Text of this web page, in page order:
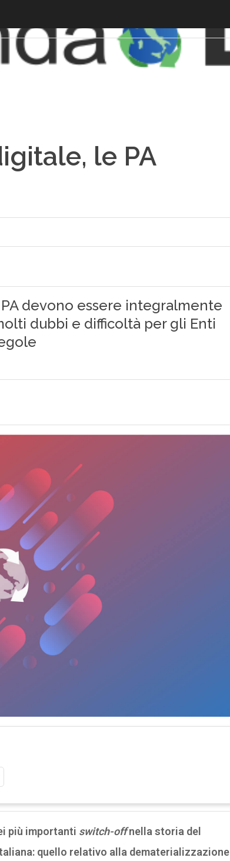
le PA
devono essere integralmente
dubbi e difficoltà per gli Enti
più importanti switch-offnella storia del
quello relativo alla dematerializzazione